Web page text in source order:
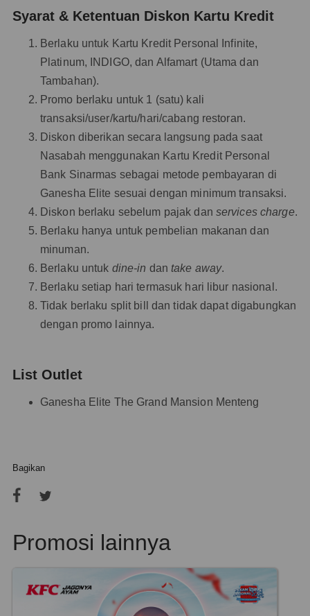
Syarat & Ketentuan Diskon Kartu Kredit
Berlaku untuk Kartu Kredit Personal Infinite,
Platinum, INDIGO, dan Alfamart (Utama dan
Tambahan).
Promo berlaku untuk 1 (satu) kali
transaksi/user/kartu/hari/cabang restoran.
Diskon diberikan secara langsung pada saat
Nasabah menggunakan Kartu Kredit Personal
Bank Sinarmas sebagai metode pembayaran di
Ganesha Elite sesuai dengan minimum transaksi.
Diskon berlaku sebelum pajak dan services charge.
Berlaku hanya untuk pembelian makanan dan
minuman.
Berlaku untuk dine-in dantake away.
Berlaku setiap hari termasuk hari libur nasional.
Tidak berlaku split bill dan tidak dapat digabungkan
dengan promo lainnya.
List Outlet
Ganesha Elite The Grand Mansion Menteng
Bagikan
Promosi lainnya